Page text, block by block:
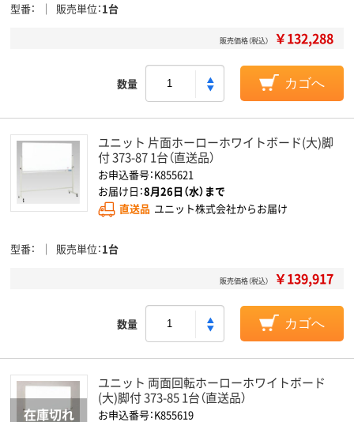
型番 販売単位 1台
販売価格（税込） ￥132,288
数量 カゴへ
ユニット 片面ホーローホワイトボード(大)脚
付 373-87 1台（直送品）
お申込番号：K855621
お届け日：8月26日（水）まで
直送品 ユニット株式会社からお届け
型番 販売単位 1台
販売価格（税込） ￥139,917
数量 カゴへ
ユニット 両面回転ホーローホワイトボード
(大)脚付 373-85 1台（直送品）
お申込番号：K855619